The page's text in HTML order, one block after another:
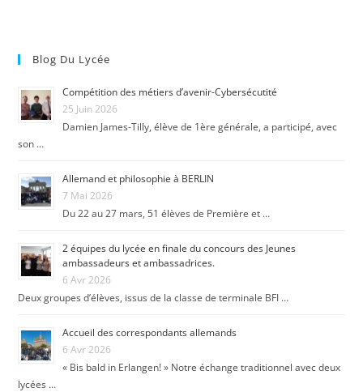
Blog Du Lycée
Compétition des métiers d’avenir-Cybersécutité
25 Juin 2026
Damien James-Tilly, élève de 1ère générale, a participé, avec
son …
Allemand et philosophie à BERLIN
7 Mai 2026
Du 22 au 27 mars, 51 élèves de Première et …
2 équipes du lycée en finale du concours des Jeunes
ambassadeurs et ambassadrices.
6 Avr 2026
Deux groupes d’élèves, issus de la classe de terminale BFI …
Accueil des correspondants allemands
6 Avr 2026
« Bis bald in Erlangen! » Notre échange traditionnel avec deux
lycées …